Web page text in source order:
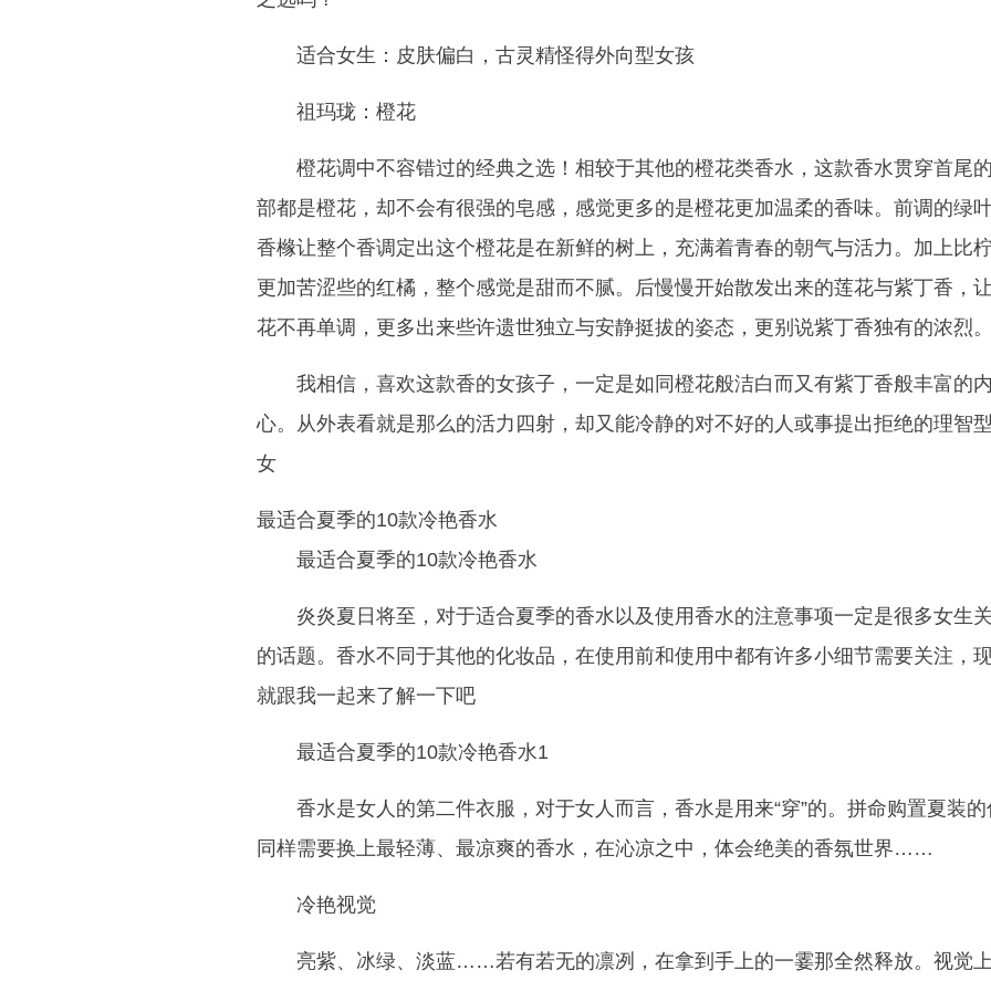
适合女生：皮肤偏白，古灵精怪得外向型女孩
祖玛珑：橙花
橙花调中不容错过的经典之选！相较于其他的橙花类香水，这款香水贯穿首尾
部都是橙花，却不会有很强的皂感，感觉更多的是橙花更加温柔的香味。前调的绿
香橼让整个香调定出这个橙花是在新鲜的树上，充满着青春的朝气与活力。加上比
更加苦涩些的红橘，整个感觉是甜而不腻。后慢慢开始散发出来的莲花与紫丁香，
花不再单调，更多出来些许遗世独立与安静挺拔的姿态，更别说紫丁香独有的浓烈。
我相信，喜欢这款香的女孩子，一定是如同橙花般洁白而又有紫丁香般丰富的内
心。从外表看就是那么的活力四射，却又能冷静的对不好的人或事提出拒绝的理智
女
最适合夏季的10款冷艳香水
最适合夏季的10款冷艳香水
炎炎夏日将至，对于适合夏季的香水以及使用香水的注意事项一定是很多女生
的话题。香水不同于其他的化妆品，在使用前和使用中都有许多小细节需要关注，
就跟我一起来了解一下吧
最适合夏季的10款冷艳香水1
香水是女人的第二件衣服，对于女人而言，香水是用来“穿”的。拼命购置夏装的
同样需要换上最轻薄、最凉爽的香水，在沁凉之中，体会绝美的香氛世界……
冷艳视觉
亮紫、冰绿、淡蓝……若有若无的凛冽，在拿到手上的一霎那全然释放。视觉